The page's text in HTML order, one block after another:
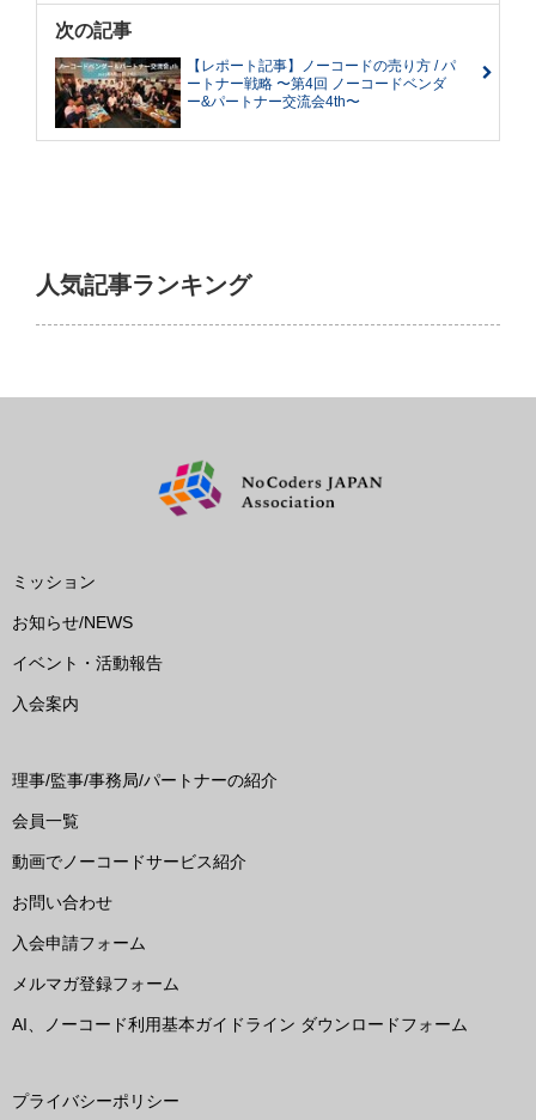
次の記事
【レポート記事】ノーコードの売り方 / パ
ートナー戦略 〜第4回 ノーコードベンダ
ー&パートナー交流会4th〜
人気記事ランキング
ミッション
お知らせ/NEWS
イベント・活動報告
入会案内
理事/監事/事務局/パートナーの紹介
会員一覧
動画でノーコードサービス紹介
お問い合わせ
入会申請フォーム
メルマガ登録フォーム
AI、ノーコード利用基本ガイドライン ダウンロードフォーム
プライバシーポリシー